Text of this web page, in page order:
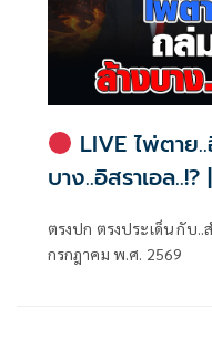
LIVE ไพ่ตาย
บาง..อิสราเอล..!? | ตรงปก ตรงประเด็น
ตรงปก ตรงประเด็น กับ..
กรกฎาคม พ.ศ. 2569